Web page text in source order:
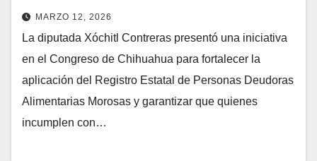
MARZO 12, 2026
La diputada Xóchitl Contreras presentó una iniciativa
en el Congreso de Chihuahua para fortalecer la
aplicación del Registro Estatal de Personas Deudoras
Alimentarias Morosas y garantizar que quienes
incumplen con…